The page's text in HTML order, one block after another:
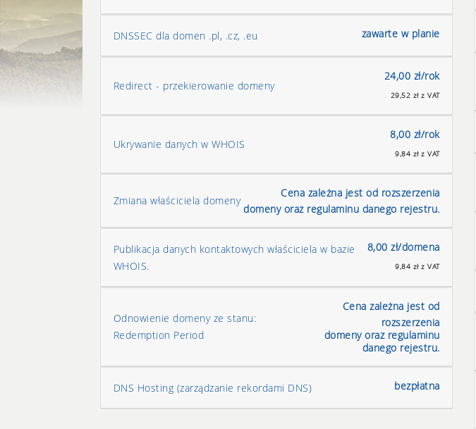
DNSSEC dla domen .pl, .cz, .eu zawarte w planie
Redirect - przekierowanie domeny
24,00 zł/rok
29,52 zł z VAT
Ukrywanie danych w WHOIS
8,00 zł/rok
9,84 zł z VAT
Zmiana właściciela domeny
Cena zależna jest od rozszerzenia
domeny oraz regulaminu danego rejestru.
Publikacja danych kontaktowych właściciela w bazie
WHOIS.
8,00 zł/domena
9,84 zł z VAT
Odnowienie domeny ze stanu:
Redemption Period
Cena zależna jest od
rozszerzenia
domeny oraz regulaminu
danego rejestru.
DNS Hosting (zarządzanie rekordami DNS) bezpłatna